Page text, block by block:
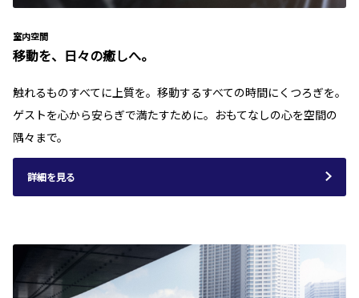
室内空間
移動を、日々の癒しへ。
触れるものすべてに上質を。移動するすべての時間にくつろぎを。
ゲストを心から安らぎで満たすために。おもてなしの心を空間の
隅々まで。
詳細を見る